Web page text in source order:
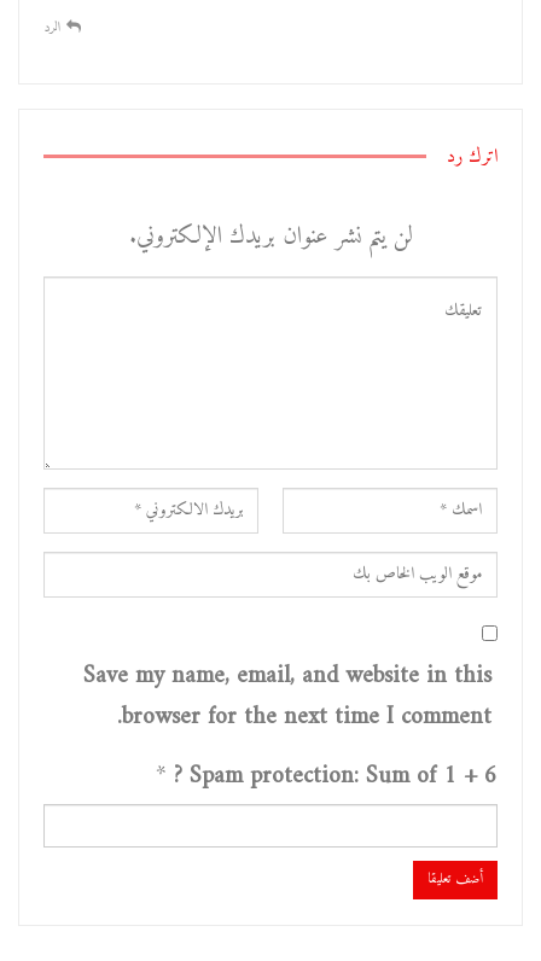
الرد
اترك رد
لن يتم نشر عنوان بريدك الإلكتروني.
Save my name, email, and website in this
browser for the next time I comment.
Spam protection: Sum of 1 + 6 ?
*